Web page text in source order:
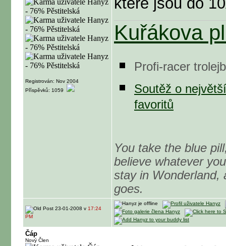
Registrován: Nov 2004
Příspěvků: 1059
Kuřákova
Profi-racer
Soutěž o
favoritů
You take the blue
believe whatever
stay in Wonderland,
goes.
23-01-2008 v 17:24
PM
Čáp
Nový Člen